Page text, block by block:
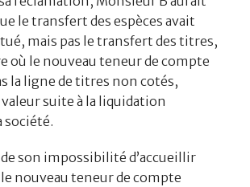
le transfert des espèces avait
mais pas le transfert des titres,
où le nouveau teneur de compte
la ligne de titres non cotés,
suite à la liquidation
société.
son impossibilité d’accueillir
nouveau teneur de compte